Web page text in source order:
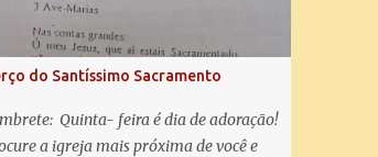
neste vale de lágrimas. Eia, pois,
nossa, estes vossos olhos
a nós volvei, e depois deste
mostrai-nos Jesus. Bendito é o
do vosso ventre, ó clemente, ó piedosa,
e sempre Virgem Maria. Rogai por
do Santíssimo Sacramento
Quinta- feira é dia de adoração!
a igreja mais próxima de você e